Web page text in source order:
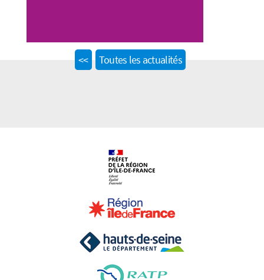
<<Previous
Toutes les actualités